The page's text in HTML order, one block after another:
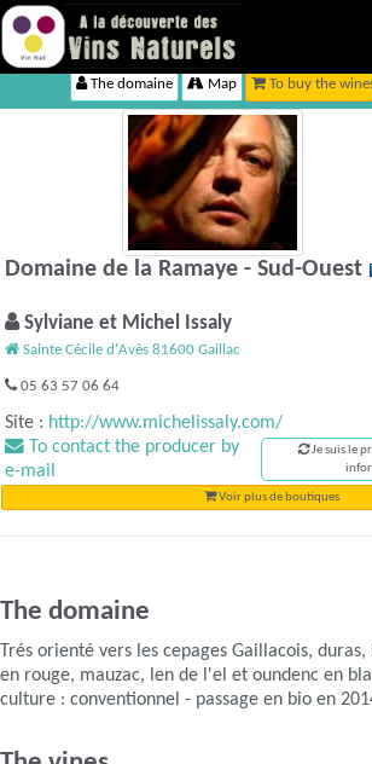
The domaine Map To buy the
Domaine de la Ramaye - Sud-Ouest
Sylviane et Michel Issaly
Sainte Cécile d'Avès 81600 Gaillac
05 63 57 06 64
Site : http://www.michelissaly.com/
To contact the producer by
e-mail
Je suis le
Voir plus de boutiques
The domaine
Trés orienté vers les cepages Gaillacois,
en rouge, mauzac, len de l'el et oundenc en
culture : conventionnel - passage en bio en